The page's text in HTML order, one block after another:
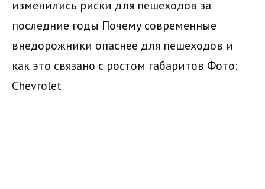
изменились риски для пешеходов за
последние годы Почему современные
внедорожники опаснее для пешеходов и
как это связано с ростом габаритов Фото:
Chevrolet